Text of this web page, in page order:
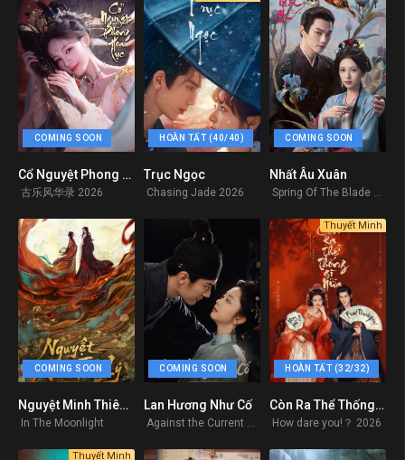
COMING SOON
0
Cổ Nguyệt Phong Hoa Lục
古乐风华录 2026
HOÀN TẤT (40/40)
Trục Ngọc
Chasing Jade 2026
COMING SOON
Nhất Âu Xuân
Spring Of The Blade 2026
COMING SOON
0
Nguyệt Minh Thiên Lý
In The Moonlight
COMING SOON
0
Lan Hương Như Cố
HOÀN TẤT (32/32)
9
Thuyết Minh
Còn Ra Thể Thống Gì Nữa? (How dare you)
How dare you!？ 2026
Thuyết Minh